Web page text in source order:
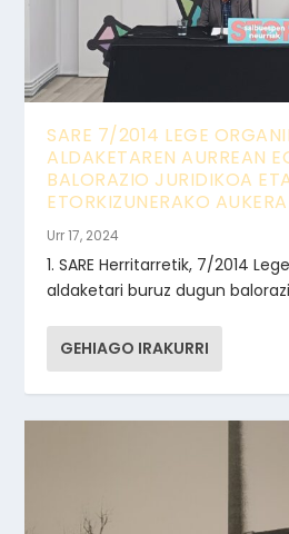
SARE 7/2014 LEGE
ALDAKETAREN AURREAN
BALORAZIO JURIDIKOA
ETORKIZUNERAKO
Urr 17, 2024
1. SARE Herritarretik, 7/2014
aldaketari buruz dugun
GEHIAGO IRAKURRI